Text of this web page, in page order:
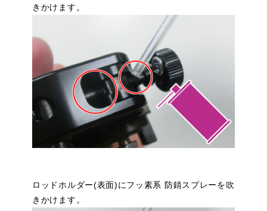
きかけます。
ロッドホルダー(表面)にフッ素系 防錆スプレーを吹
きかけます。